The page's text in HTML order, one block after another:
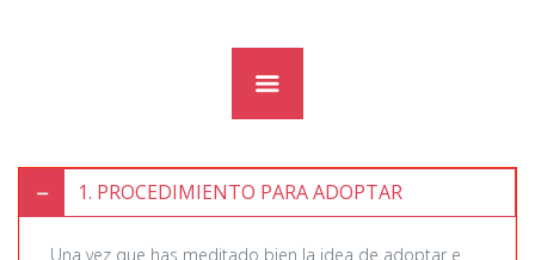
1 PROCEDIMIENTO PARA ADOPTAR
Una vez que has meditado bien la idea de adoptar e